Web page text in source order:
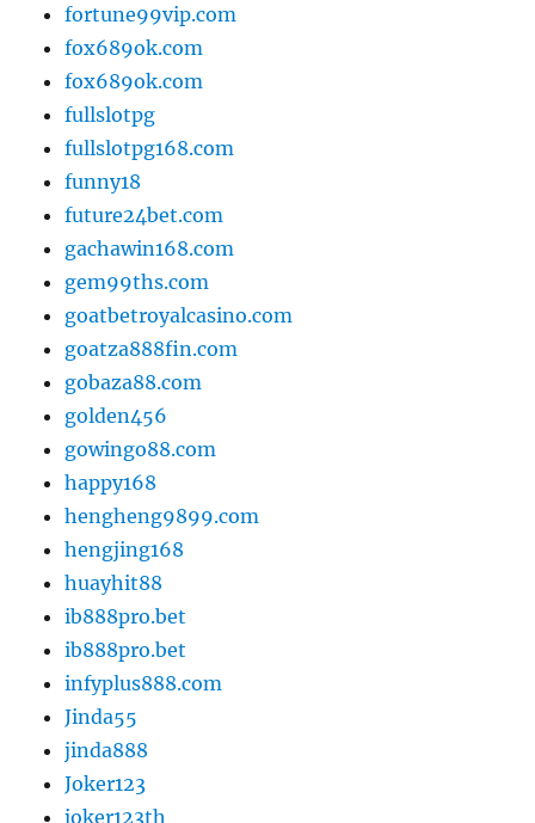
fortune99vip.com
fox689ok.com
fox689ok.com
fullslotpg
fullslotpg168.com
funny18
future24bet.com
gachawin168.com
gem99ths.com
goatbetroyalcasino.com
goatza888fin.com
gobaza88.com
golden456
gowingo88.com
happy168
hengheng9899.com
hengjing168
huayhit88
ib888pro.bet
ib888pro.bet
infyplus888.com
Jinda55
jinda888
Joker123
joker123th